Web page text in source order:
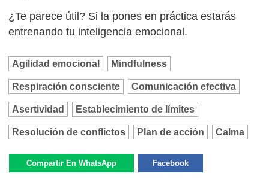
¿Te parece útil? Si la pones en práctica estarás
entrenando tu inteligencia emocional.
Agilidad emocional Mindfulness
Respiración consciente Comunicación efectiva
Asertividad Establecimiento de límites
Resolución de conflictos Plan de acción Calma
Compartir En WhatsApp Facebook